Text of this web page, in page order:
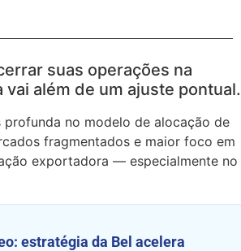
suas operações na
além de um ajuste pontual.
profunda no modelo de alocação de
fragmentados e maior foco em
exportadora — especialmente no
estratégia da Bel acelera